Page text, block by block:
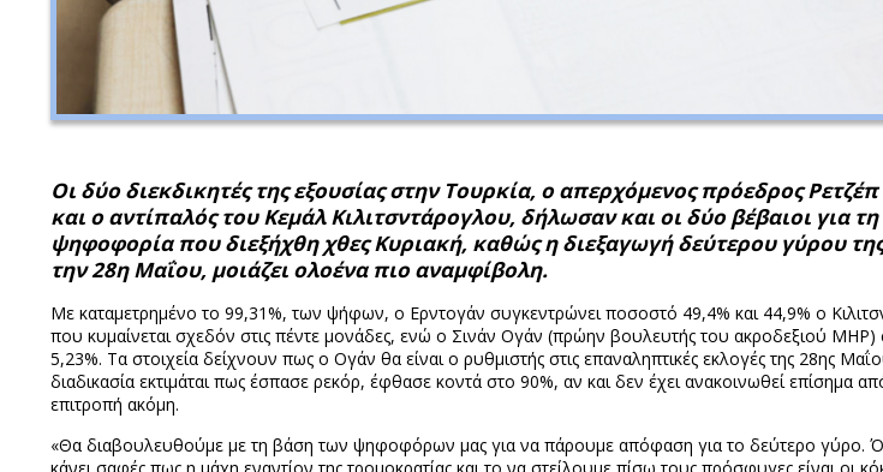
Οι δύο διεκδικητές της εξουσίας στην Τουρκία, ο απερχόμενος πρόεδρος
και ο αντίπαλός του Κεμάλ Κιλιτσντάρογλου, δήλωσαν και οι δύο βέβαιοι για
ψηφοφορία που διεξήχθη χθες Κυριακή, καθώς η διεξαγωγή δεύτερου γύρου
την 28η Μαΐου, μοιάζει ολοένα πιο αναμφίβολη.
Με καταμετρημένο το 99,31%, των ψήφων, ο Ερντογάν συγκεντρώνει ποσοστό 49,4% και 44,9% ο
που κυμαίνεται σχεδόν στις πέντε μονάδες, ενώ ο Σινάν Ογάν (πρώην βουλευτής του ακροδεξιού MHP)
5,23%. Τα στοιχεία δείχνουν πως ο Ογάν θα είναι ο ρυθμιστής στις επαναληπτικές εκλογές της 28ης
διαδικασία εκτιμάται πως έσπασε ρεκόρ, έφθασε κοντά στο 90%, αν και δεν έχει ανακοινωθεί επίσημα
επιτροπή ακόμη.
«Θα διαβουλευθούμε με τη βάση των ψηφοφόρων μας για να πάρουμε απόφαση για το δεύτερο γύρο.